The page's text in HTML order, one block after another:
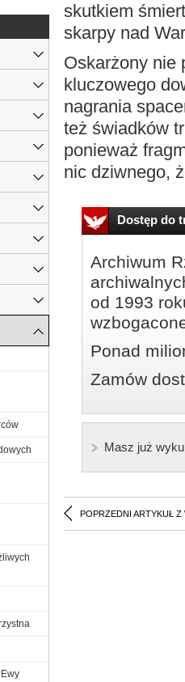
skutkiem
skarpy nad
Oskarżony nie
kluczowego
nagrania
też świadków
ponieważ
nic dziwnego,
Dostęp do
Archiwum
od 1993
Ponad
Zamów
Masz już
POPRZEDNI ARTYKUŁ Z